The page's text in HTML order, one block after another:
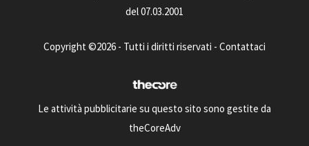
del 07.03.2001
Copyright ©2026 - Tutti i diritti riservati - Contattaci
Le attività pubblicitarie su questo sito sono gestite da
theCoreAdv